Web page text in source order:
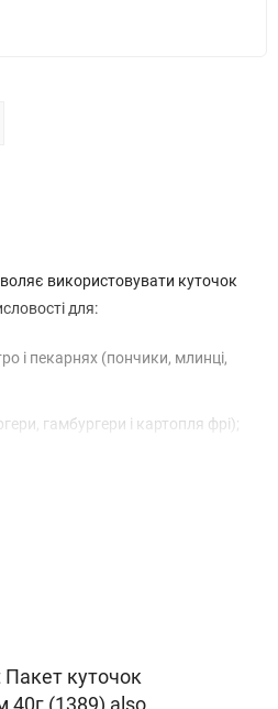
використовувати куточок
для:
і пекарнях (пончики, млинці,
гамбургери і картопля фрі);
куточок
40г (1389) also